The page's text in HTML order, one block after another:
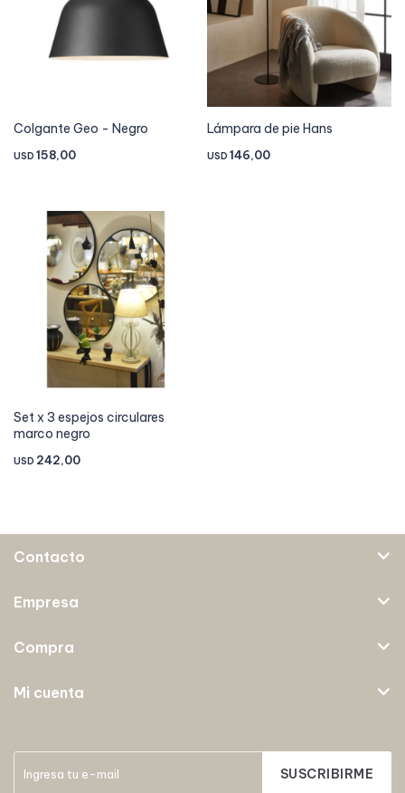
Colgante Geo - Negro
USD 158,00
Lámpara de pie Hans
USD 146,00
Set x 3 espejos circulares
marco negro
USD 242,00
SUSCRIBIRME
Contacto
Empresa
Compra
Mi cuenta